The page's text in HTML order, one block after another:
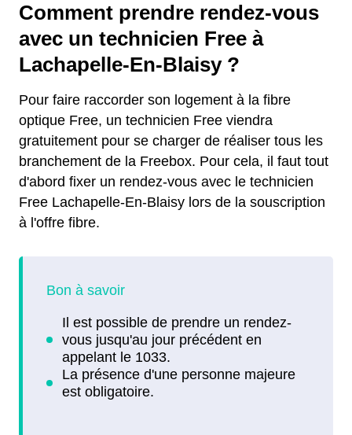
Comment prendre rendez-vous
avec un technicien Free à
Lachapelle-En-Blaisy ?
Pour faire raccorder son logement à la fibre
optique Free, un technicien Free viendra
gratuitement pour se charger de réaliser tous les
branchement de la Freebox. Pour cela, il faut tout
d'abord fixer un rendez-vous avec le technicien
Free Lachapelle-En-Blaisy lors de la souscription
à l'offre fibre.